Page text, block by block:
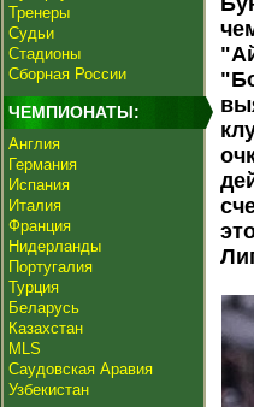
Тренеры
Судьи
Стадионы
Сборная России
ЧЕМПИОНАТЫ:
Англия
Германия
Испания
Италия
Франция
Нидерланды
Португалия
Турция
Беларусь
Казахстан
MLS
Саудовская Аравия
Узбекистан